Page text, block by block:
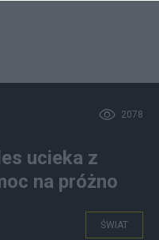
2078
ucieka z
na próżno
ŚWIAT